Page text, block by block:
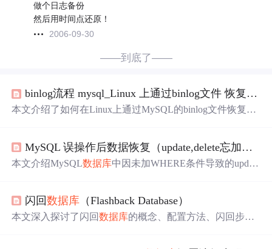
做个日志备份
然后用时间点还原！
2006-09-30
——到底了——
binlog流程 mysql_Linux 上通过binlog文件 恢复mysql
本文介绍了如何在Linux上通过MySQL的binlog文件恢复 数
启binlog并了解其选项，如--start-datetime和--stop-position。
然后，通过mysqldump进行完整备份，模拟数据错误并使
MySQL 误操作后数据恢复（update,delete忘加where条件）【转】
本文介绍MySQL数据库中因未加WHERE条件导致的update
作
前的数据。
闪回数据库 （Flashback Database）
本文深入探讨了闪回数据库的概念、配置方法、闪回步骤